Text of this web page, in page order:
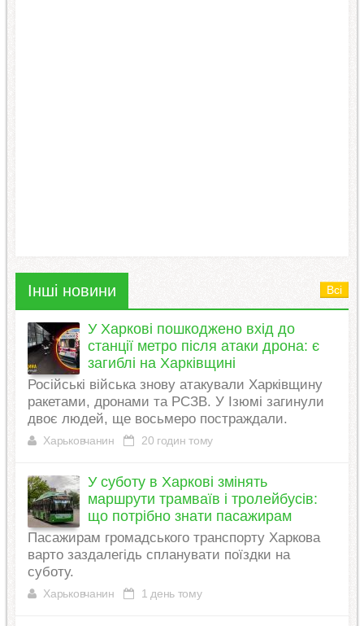
Інші новини Всі
У Харкові пошкоджено вхід до
станції метро після атаки дрона: є
загиблі на Харківщині
Російські війська знову атакували Харківщину
ракетами, дронами та РСЗВ. У Ізюмі загинули
двоє людей, ще восьмеро постраждали.
Харьковчанин 20 годин тому
У суботу в Харкові змінять
маршрути трамваїв і тролейбусів:
що потрібно знати пасажирам
Пасажирам громадського транспорту Харкова
варто заздалегідь спланувати поїздки на
суботу.
Харьковчанин 1 день тому